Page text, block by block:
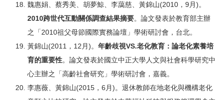
魏惠娟、蔡秀美、胡夢鯨、李藹慈、黃錦山(2010，9月)。
2010跨世代互動關係調查結果摘要。論文發表於教育部主辦
之「2010祖父母節國際實務論壇」學術研討會，台北。
黃錦山(2011，12月)。 年齡歧視VS.老化教育：論老化素養培
育的重要性。論文發表於國立中正大學人文與社會科學研究中
心主辦之「高齡社會研究」學術研討會，嘉義。
李惠薇、黃錦山(2015，6月)。退休教師在地老化與機構老化